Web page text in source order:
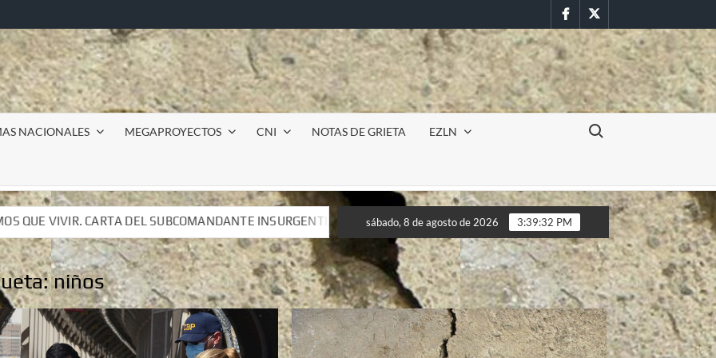
FacebookTwitter
NACIONALES MEGAPROYECTOS CNI NOTAS DE GRIETA EZLN
Buscar:
INSURGENTE MOISÉS A LUIS DE TAVIRA
Incursión militar en la UAEM (Morelos) durante paro estudiantil
INSURGENTE MOISÉS A LUIS DE TAVIRA
Incursión militar en la UAEM (Morelos) durante paro estudiantil
sábado, 8 de agosto de 2026 3:39:35 PM
niños